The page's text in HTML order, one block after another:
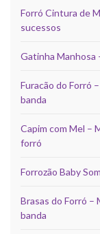
Forró Cintura de
sucessos
Gatinha Manhosa
Furacão do Forró
banda
Capim com Mel –
forró
Forrozão Baby
Brasas do Forró –
banda